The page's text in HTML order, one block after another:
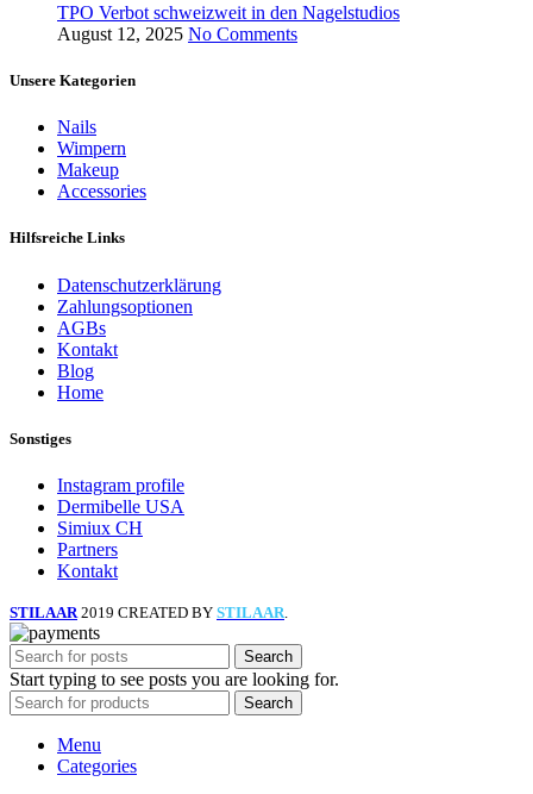
TPO Verbot schweizweit in den Nagelstudios
August 12, 2025 No Comments
Unsere Kategorien
Nails
Wimpern
Makeup
Accessories
Hilfsreiche Links
Datenschutzerklärung
Zahlungsoptionen
AGBs
Kontakt
Blog
Home
Sonstiges
Instagram profile
Dermibelle USA
Simiux CH
Partners
Kontakt
STILAAR 2019 CREATED BY STILAAR
Search
Start typing to see posts you are looking for.
Search
Menu
Categories